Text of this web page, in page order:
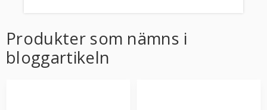
o
k
I
n
Produkter som nämns i
bloggartikeln